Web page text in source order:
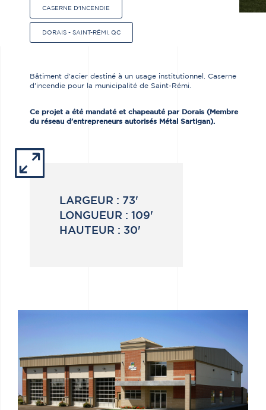
CASERNE D'INCENDIE
DORAIS - SAINT-RÉMI, QC
Bâtiment d'acier destiné à un usage institutionnel. Caserne
d'incendie pour la municipalité de Saint-Rémi.
Ce projet a été mandaté et chapeauté par Dorais (Membre
du réseau d'entrepreneurs autorisés Métal Sartigan).
LARGEUR : 73'
LONGUEUR : 109'
HAUTEUR : 30'